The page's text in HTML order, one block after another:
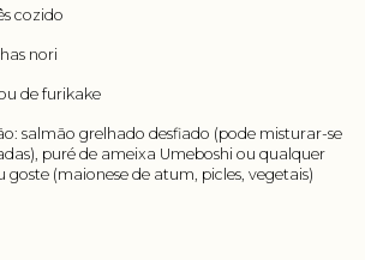
cozido
nori
de furikake
salmão grelhado desfiado (pode misturar-se
puré de ameixa Umeboshi ou qualquer
(maionese de atum, picles, vegetais)